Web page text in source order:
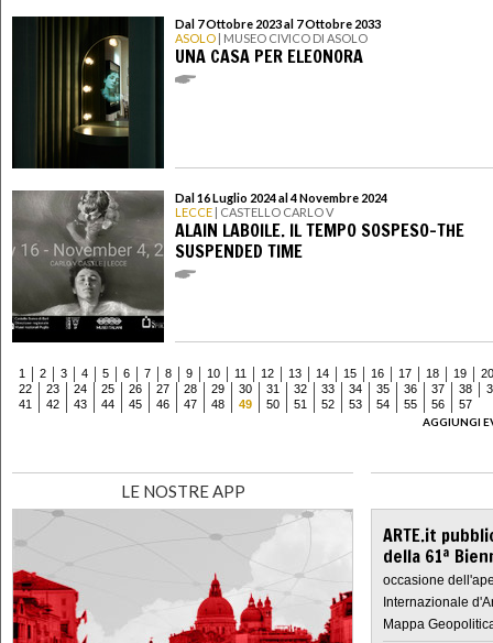
Dal 7 Ottobre 2023 al 7 Ottobre 2033
ASOLO | MUSEO CIVICO DI ASOLO
UNA CASA PER ELEONORA
Dal 16 Luglio 2024 al 4 Novembre 2024
LECCE | CASTELLO CARLO V
ALAIN LABOILE. IL TEMPO SOSPESO-THE
SUSPENDED TIME
1 2 3 4 5 6 7 8 9 10 11 12 13 14 15 16 17 18 19
20
22
23 24 25 26 27 28 29 30 31 32 33 34 35 36 37 38
41
42 43 44 45 46 47 48 49 50 51 52 53 54 55 56
57
AGGIUNGI
LE NOSTRE APP
ARTE.it
della 61ª
occasione
Internazionale
Mappa